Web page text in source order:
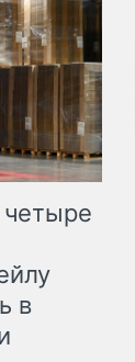
четыре
в